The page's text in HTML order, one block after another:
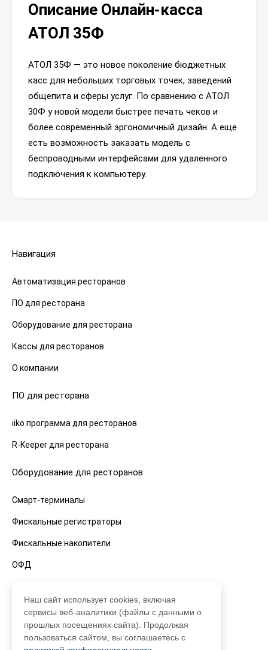
Описание Онлайн-касса
АТОЛ 35Ф
АТОЛ 35Ф — это новое поколение бюджетных
касс для небольших торговых точек, заведений
общепита и сферы услуг. По сравнению с АТОЛ
30Ф у новой модели быстрее печать чеков и
более современный эргономичный дизайн. А еще
есть возможность заказать модель с
беспроводными интерфейсами для удаленного
подключения к компьютеру.
Навигация
Автоматизация ресторанов
ПО для ресторана
Оборудование для ресторана
Кассы для ресторанов
О компании
ПО для ресторана
iiko программа для ресторанов
R-Keeper для ресторана
Оборудование для ресторанов
Смарт-терминалы
Фискальные регистраторы
Фискальные накопители
ОФД
Смарт-терминалы
Фискальные регистраторы
Наш сайт использует cookies, включая
сервисы веб-аналитики (файлы с данными о
прошлых посещениях сайта). Продолжая
пользоваться сайтом, вы соглашаетесь с